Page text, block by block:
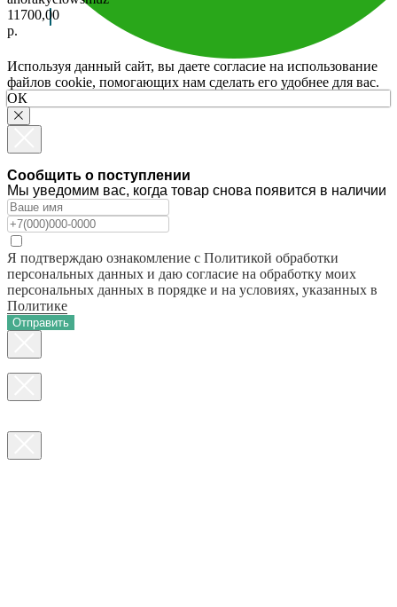
11700,00
р.
Используя данный сайт, вы даете согласие на использование
файлов cookie, помогающих нам сделать его удобнее для вас.
ОК
Сообщить о поступлении
Мы уведомим вас, когда товар снова появится в наличии
Я подтверждаю ознакомление с Политикой обработки
персональных данных и даю согласие на обработку моих
персональных данных в порядке и на условиях, указанных в
Политике
Отправить